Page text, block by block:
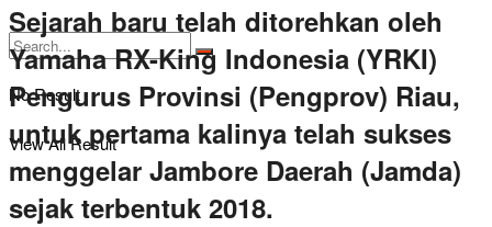
No Result
View All Result
Sejarah baru telah ditorehkan oleh
Yamaha RX-King Indonesia (YRKI)
Pengurus Provinsi (Pengprov) Riau,
untuk pertama kalinya telah sukses
menggelar Jambore Daerah (Jamda)
sejak terbentuk 2018.